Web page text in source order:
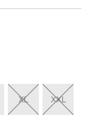
XL
XXL